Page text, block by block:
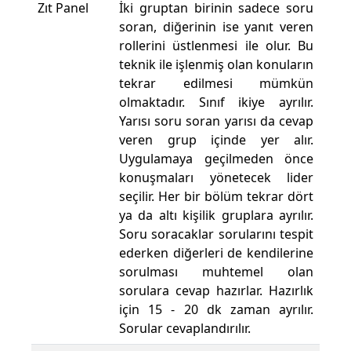
Zıt Panel
İki gruptan birinin sadece soru
soran, diğerinin ise yanıt veren
rollerini üstlenmesi ile olur. Bu
teknik ile işlenmiş olan konuların
tekrar edilmesi mümkün
olmaktadır. Sınıf ikiye ayrılır.
Yarısı soru soran yarısı da cevap
veren grup içinde yer alır.
Uygulamaya geçilmeden önce
konuşmaları yönetecek lider
seçilir. Her bir bölüm tekrar dört
ya da altı kişilik gruplara ayrılır.
Soru soracaklar sorularını tespit
ederken diğerleri de kendilerine
sorulması muhtemel olan
sorulara cevap hazırlar. Hazırlık
için 15 - 20 dk zaman ayrılır.
Sorular cevaplandırılır.